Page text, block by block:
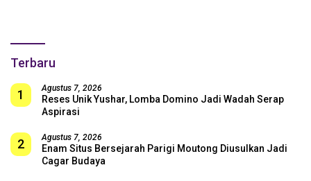
Terbaru
1 Agustus 7, 2026
Reses Unik Yushar, Lomba Domino Jadi Wadah Serap
Aspirasi
2 Agustus 7, 2026
Enam Situs Bersejarah Parigi Moutong Diusulkan Jadi
Cagar Budaya